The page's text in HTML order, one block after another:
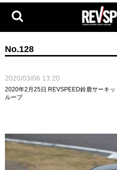
No.128
2020/03/06 13:20
2020年2月25日 REVSPEED鈴鹿サーキ
ループ